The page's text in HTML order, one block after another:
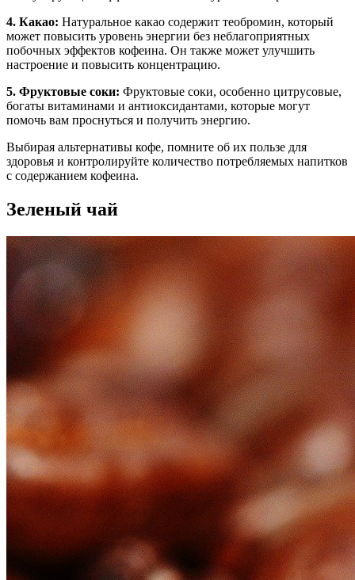
4. Какао: Натуральное какао содержит теобромин, который
может повысить уровень энергии без неблагоприятных
побочных эффектов кофеина. Он также может улучшить
настроение и повысить концентрацию.
5. Фруктовые соки: Фруктовые соки, особенно цитрусовые,
богаты витаминами и антиоксидантами, которые могут
помочь вам проснуться и получить энергию.
Выбирая альтернативы кофе, помните об их пользе для
здоровья и контролируйте количество потребляемых напитков
с содержанием кофеина.
Зеленый чай